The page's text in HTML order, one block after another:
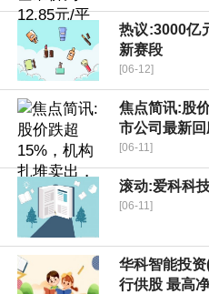
热议:3000亿
新赛段
[06-12]
焦点简讯:股
市公司最新回
[06-11]
滚动:爱科科
[06-11]
华科智能投
行供股 最高